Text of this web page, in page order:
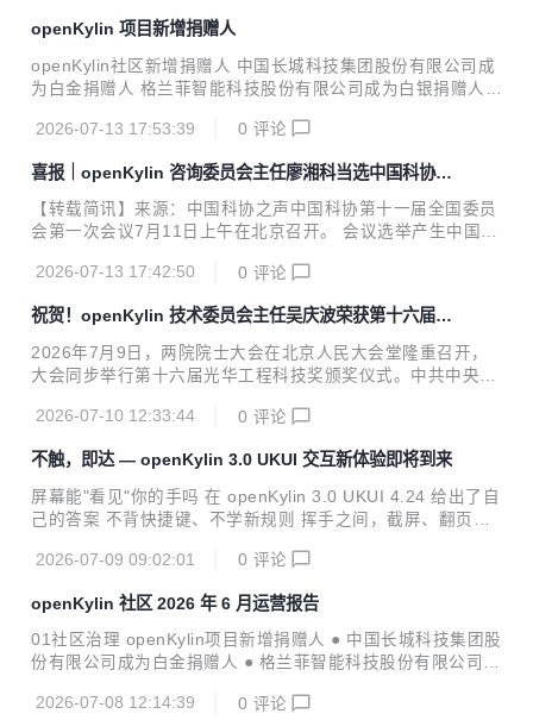
生态展区，集中展示覆盖芯片、算力、存储、软件、行业应用
的国产全栈智算成果。 openKylin 在AI+ 产业发展展示区展出
搭载海光 C86 平台的 AI 操作系统创新成果，重磅展出自研原
生智能体、端侧数据安全三大核心能力，充分诠释 “芯片...
openKylin 项目新增捐赠人
openKylin社区新增捐赠人 中国长城科技集团股份有限公司成
为白金捐赠人 格兰菲智能科技股份有限公司成为白银捐赠人
由开放原子开源基金会孵化及运营的开源项目。社区以“为世
在于开源、自愿、平等、协作的基础上，共同打造全球领先的
智能操作系统开源根社区，推动Linux开源技术及其软硬件生
态繁荣发展。 openKylin系部署量已超2400万，服务全球用户
区生态繁荣，吸引2100余家会员单位和...
2026-07-13 17:53:39 0 评论
喜报｜openKylin 咨询委员会主任廖湘科当选中国科协第
十一届全国委员会副主席
【转载简讯】来源：中国科协之声中国科协第十一届全国委员
会第一次会议7月11日上午在北京召开。 会议选举产生中国科
主席，openKylin 咨询委员会主任、中国工程院院士廖湘科等
科，中国工程院院士，现任启元实验室主任，国防科大计算机
学院研究员、博士生导师，国务院学位委员会软件工程学科评
议组召集人，教育部软件工程专业教学指导委员会副主任。长
银河巨型机的研制，主持了天河一号、天河二号的研制，主持
2026-07-13 17:42:50 0 评论
祝贺！openKylin 技术委员会主任吴庆波荣获第十六届光
华工程科技奖
2026年7月9日，两院院士大会在北京人民大会堂隆重召开，
大会同步举行第十六届光华工程科技奖颁奖仪式。中共中央政
nKylin技术委员会主任、中国电子信息产业集团首席科学家、
领域专家，站上中国工程届最高领奖台。 本届光华工程科技奖
评选经过提名、初评、公示及终评等严格程序，最终由中国工
程院各学部院士从471位候选人中评选出40位获奖者，包括1
大工程设计、关键技术攻关及高新技术产业化等方面取得了突
2026-07-10 12:33:44 0 评论
不触，即达 — openKylin 3.0 UKUI 交互新体验即将到来
屏幕能"看见"你的手吗 在 openKylin 3.0 UKUI 4.24 给出了自
己的答案 不背快捷键、不学新规则 挥手之间，截屏、翻页、
们把"操控"做轻，把"温度"做实 https://www.bilibili.com/vide
fe756539741 更多惊喜，敬请期待！ 关于openKylin 3.0及U
KUI 4.24桌面环境的更多新特性，后续将陆续揭晓。关注ope
nKylin公众号，第一时间获取最新消息！ 感兴趣的小伙伴可下
2026-07-09 09:02:01 0 评论
openKylin 社区 2026 年 6 月运营报告
01社区治理 openKylin项目新增捐赠人 ● 中国长城科技集团股
份有限公司成为白金捐赠人 ● 格兰菲智能科技股份有限公司成
社区治理、以实干推动生态发展的先行者，6月25日，OpenAt
2026-07-08 12:14:39 0 评论